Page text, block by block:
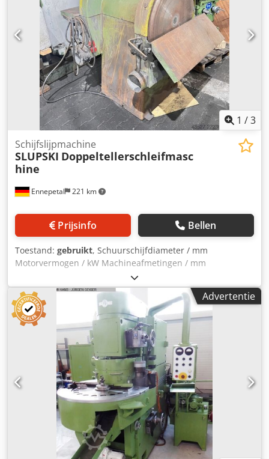
1 /3
Ennepetal 221 km
Schijfslijpmachine
SLUPSKI Doppeltellerschleifmasc
hine
Prijsinfo Bellen
Toestand: gebruikt, Schuurschijfdiameter / mm
Motorvermogen / kW Machineafmetingen / mm
Chedpjzhxm Nsfx Aa Uea Machinegewicht ca. / kg Te koop:
schuurmachine / schijfschuurmachine Te koop
aangeboden: een gebruikte industriële dubbele
schijfschuurmachine in robuuste uitvoering. Solide
gietijzeren constructie Ideaal voor metaalbewerking en
werkplaats Gebruikt, met gebruikelijke gebruikssporen
Machine komt uit industrieel gebruik Typeplaatje aanwezig
(Fabrikant: Slupski Zaklad Przemyslu Maszynowego
Lesnictwa) De machine wordt vanwege de leeftijd
uitdrukkelijk als gebruikt verkocht. Bezichtiging mogelijk op
afspraak. Bij vragen of interesse graag even contact
Advertentie